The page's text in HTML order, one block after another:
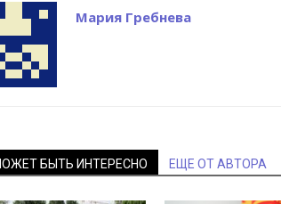
Мария Гребнева
БЫТЬ ИНТЕРЕСНО ЕЩЕ ОТ АВТОРА